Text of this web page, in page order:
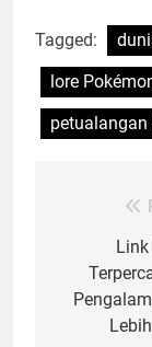
Tagged:
lore
petualangan